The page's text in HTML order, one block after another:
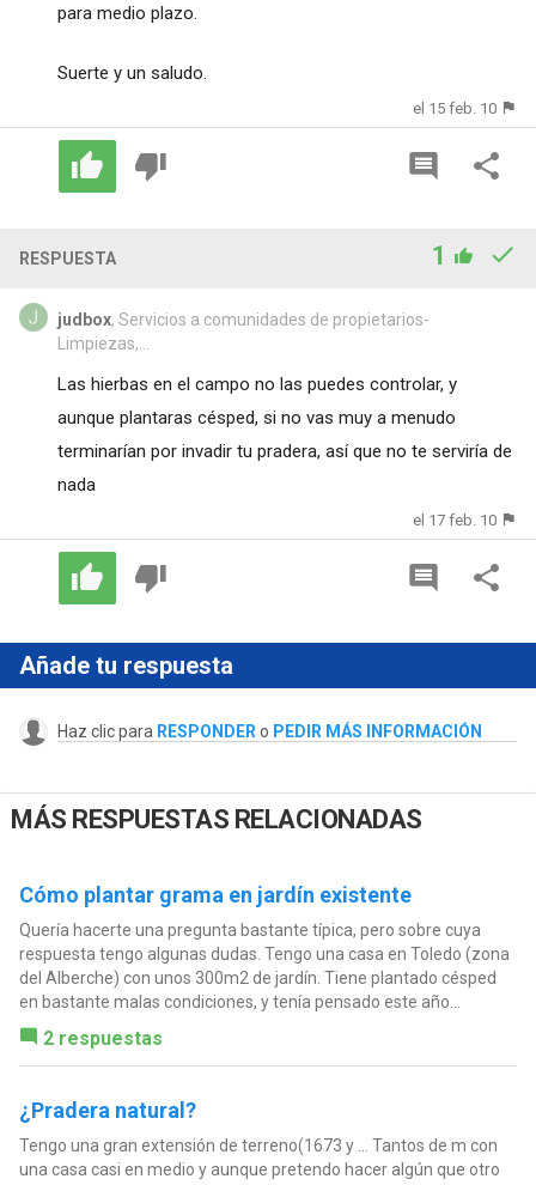
para medio plazo.
Suerte y un saludo.
el 15 feb. 10
RESPUESTA 1
judbox, Servicios a comunidades de propietarios-
Limpiezas,...
Las hierbas en el campo no las puedes controlar, y
aunque plantaras césped, si no vas muy a menudo
terminarían por invadir tu pradera, así que no te serviría de
nada
el 17 feb. 10
Añade tu respuesta
Haz clic para RESPONDER o PEDIR MÁS INFORMACIÓN
MÁS RESPUESTAS RELACIONADAS
Cómo plantar grama en jardín existente
Quería hacerte una pregunta bastante típica, pero sobre cuya
respuesta tengo algunas dudas. Tengo una casa en Toledo (zona
del Alberche) con unos 300m2 de jardín. Tiene plantado césped
en bastante malas condiciones, y tenía pensado este año...
2 respuestas
¿Pradera natural?
Tengo una gran extensión de terreno(1673 y ... Tantos de m con
una casa casi en medio y aunque pretendo hacer algún que otro